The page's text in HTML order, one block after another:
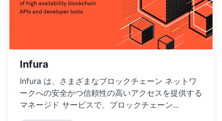
Infura
Infura は、さまざまなブロックチェーン ネットワ
ークへの安全かつ信頼性の高いアクセスを提供する
マネージド サービスで、ブロックチェーン...